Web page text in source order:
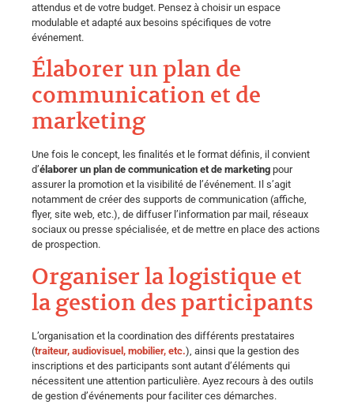
attendus et de votre budget. Pensez à choisir un espace
modulable et adapté aux besoins spécifiques de votre
événement.
Élaborer un plan de
communication et de
marketing
Une fois le concept, les finalités et le format définis, il convient
d’élaborer un plan de communication et de marketing pour
assurer la promotion et la visibilité de l’événement. Il s’agit
notamment de créer des supports de communication (affiche,
flyer, site web, etc.), de diffuser l’information par mail, réseaux
sociaux ou presse spécialisée, et de mettre en place des actions
de prospection.
Organiser la logistique et
la gestion des participants
L’organisation et la coordination des différents prestataires
(traiteur, audiovisuel, mobilier, etc.), ainsi que la gestion des
inscriptions et des participants sont autant d’éléments qui
nécessitent une attention particulière. Ayez recours à des outils
de gestion d’événements pour faciliter ces démarches.